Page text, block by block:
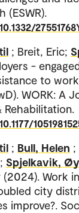
(ESWR).
; Breit, Eric;
-
to
WORK: A
Rehabilitation.
; Bull, Helen ;
; Spjelkavik,
Work
city
improve?.